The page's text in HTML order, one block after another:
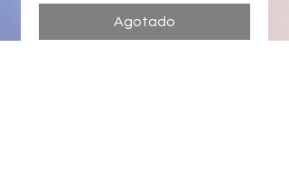
Agotado